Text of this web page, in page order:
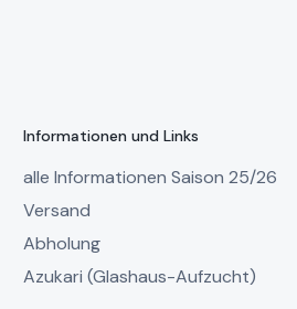
Informationen und Links
alle Informationen Saison 25/26
Versand
Abholung
Azukari (Glashaus-Aufzucht)